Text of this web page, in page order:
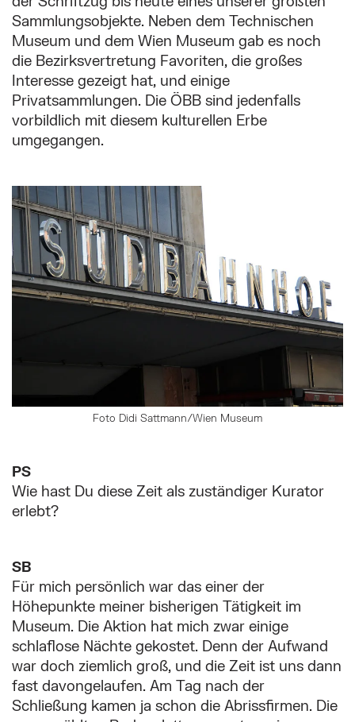
Sammlungsobjekte. Neben dem Technischen
Museum und dem Wien Museum gab es noch
die Bezirksvertretung Favoriten, die großes
Interesse gezeigt hat, und einige
Privatsammlungen. Die ÖBB sind jedenfalls
vorbildlich mit diesem kulturellen Erbe
umgegangen.
Foto Didi Sattmann/Wien Museum
PS
Wie hast Du diese Zeit als zuständiger Kurator
erlebt?
SB
Für mich persönlich war das einer der
Höhepunkte meiner bisherigen Tätigkeit im
Museum. Die Aktion hat mich zwar einige
schlaflose Nächte gekostet. Denn der Aufwand
war doch ziemlich groß, und die Zeit ist uns dann
fast davongelaufen. Am Tag nach der
Schließung kamen ja schon die Abrissfirmen. Die